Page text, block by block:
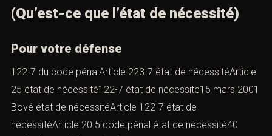
(Qu’est-ce que l’état de nécessité)
Pour votre défense
122-7 du code pénalArticle 223-7 état de nécessitéArticle
25 état de nécessité122-7 état de nécessite15 mars 2001
Bové état de nécessitéArticle 122-7 état de
nécessitéArticle 20.5 code pénal état de nécessité40